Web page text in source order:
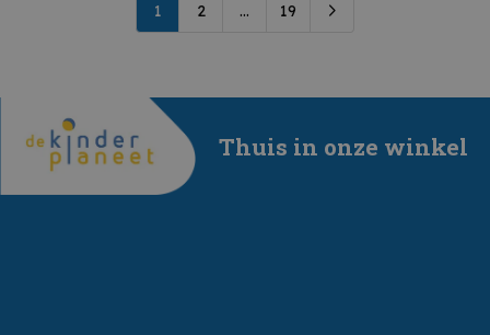
1 2 ... 19
Thuis in onze winkel